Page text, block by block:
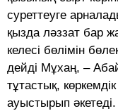
суреттеуге
қызда ләззат бар
келесі бөлімін
дейді Мұхаң, –
тұтастық,
ауыстырып